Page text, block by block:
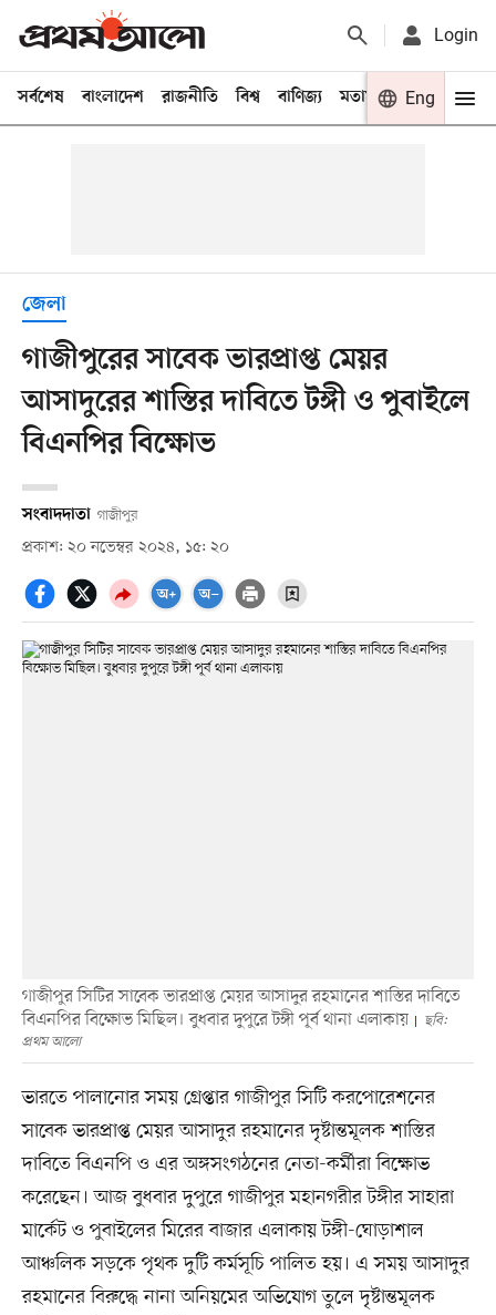
Login
সর্বশেষ বাংলাদেশ রাজনীতি বিশ্ব বাণিজ্য মতামত খেলা
Eng
জেলা
গাজীপুরের সাবেক ভারপ্রাপ্ত মেয়র
আসাদুরের শাস্তির দাবিতে টঙ্গী ও পুবাইলে
বিএনপির বিক্ষোভ
সংবাদদাতা গাজীপুর
প্রকাশ: ২০ নভেম্বর ২০২৪, ১৫: ২০
গাজীপুর সিটির সাবেক ভারপ্রাপ্ত মেয়র আসাদুর রহমানের শাস্তির দাবিতে
বিএনপির বিক্ষোভ মিছিল। বুধবার দুপুরে টঙ্গী পূর্ব থানা এলাকায়
ছবি:
প্রথম আলো
ভারতে পালানোর সময় গ্রেপ্তার গাজীপুর সিটি করপোরেশনের
সাবেক ভারপ্রাপ্ত মেয়র আসাদুর রহমানের দৃষ্টান্তমূলক শাস্তির
দাবিতে বিএনপি ও এর অঙ্গসংগঠনের নেতা-কর্মীরা বিক্ষোভ
করেছেন। আজ বুধবার দুপুরে গাজীপুর মহানগরীর টঙ্গীর সাহারা
মার্কেট ও পুবাইলের মিরের বাজার এলাকায় টঙ্গী-ঘোড়াশাল
আঞ্চলিক সড়কে পৃথক দুটি কর্মসূচি পালিত হয়। এ সময় আসাদুর
রহমানের বিরুদ্ধে নানা অনিয়মের অভিযোগ তুলে দৃষ্টান্তমূলক